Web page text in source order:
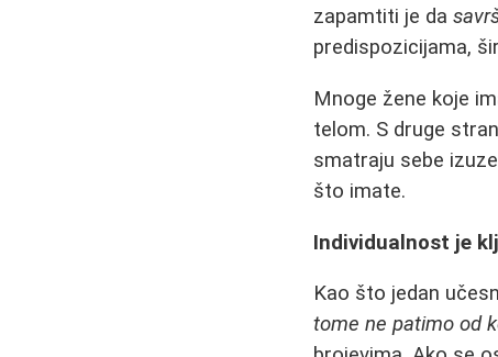
zapamtiti je da
predispozicijama,
Mnoge žene koje
telom. S druge
smatraju sebe
što imate.
Individualnost je
Kao što jedan
tome ne patimo od